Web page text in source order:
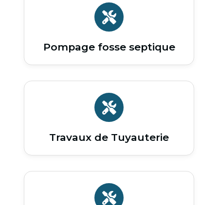
Pompage fosse septique
Travaux de Tuyauterie